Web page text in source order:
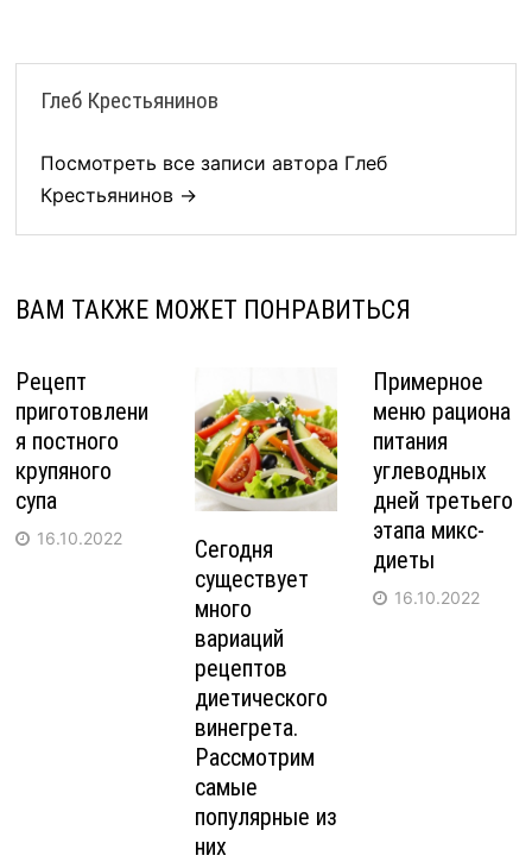
Глеб Крестьянинов
Посмотреть все записи автора Глеб
Крестьянинов →
ВАМ ТАКЖЕ МОЖЕТ ПОНРАВИТЬСЯ
Рецепт
приготовлени
я постного
крупяного
супа
16.10.2022
Сегодня
существует
много
вариаций
рецептов
диетического
винегрета.
Рассмотрим
самые
популярные из
них
Примерное
меню рациона
питания
углеводных
дней третьего
этапа микс-
диеты
16.10.2022